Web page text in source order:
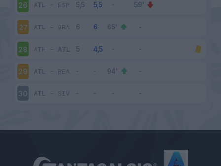
26 ATL - ESP
27 ATL - GRA
28 ATH - ATL
29 ATL - REA
30 ATL - SIV